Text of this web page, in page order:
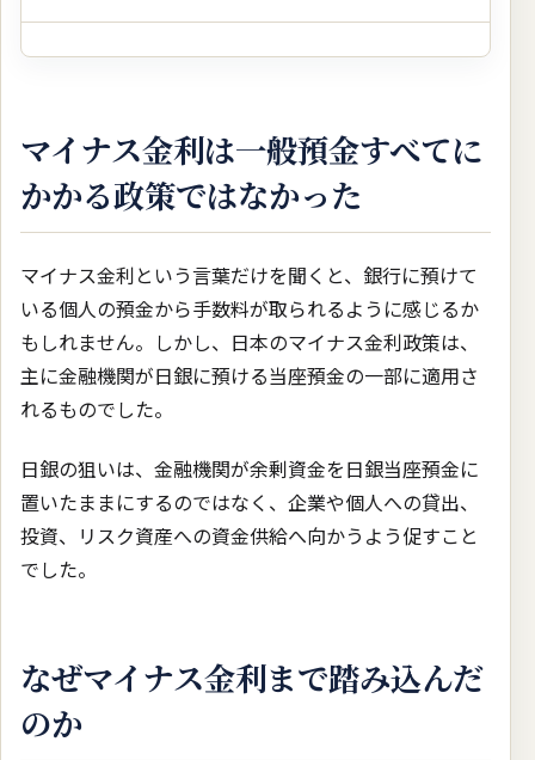
マイナス金利は一般預金すべてに
かかる政策ではなかった
マイナス金利という言葉だけを聞くと、銀行に預けて
いる個人の預金から手数料が取られるように感じるか
もしれません。しかし、日本のマイナス金利政策は、
主に金融機関が日銀に預ける当座預金の一部に適用さ
れるものでした。
日銀の狙いは、金融機関が余剰資金を日銀当座預金に
置いたままにするのではなく、企業や個人への貸出、
投資、リスク資産への資金供給へ向かうよう促すこと
でした。
なぜマイナス金利まで踏み込んだ
のか